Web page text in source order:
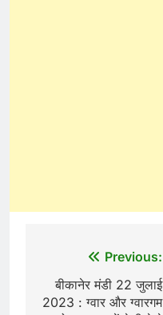
navigation
Previous:
बीकानेर मंडी 22 जुलाई
2023 : ग्वार और ग्वारगम